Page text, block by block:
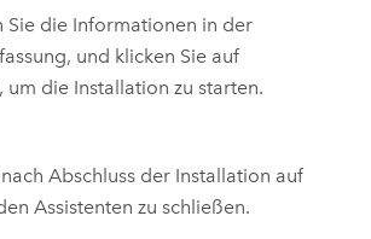
Sie die Informationen in der
und klicken Sie auf
um die Installation zu starten.
Abschluss der Installation auf
Assistenten zu schließen.